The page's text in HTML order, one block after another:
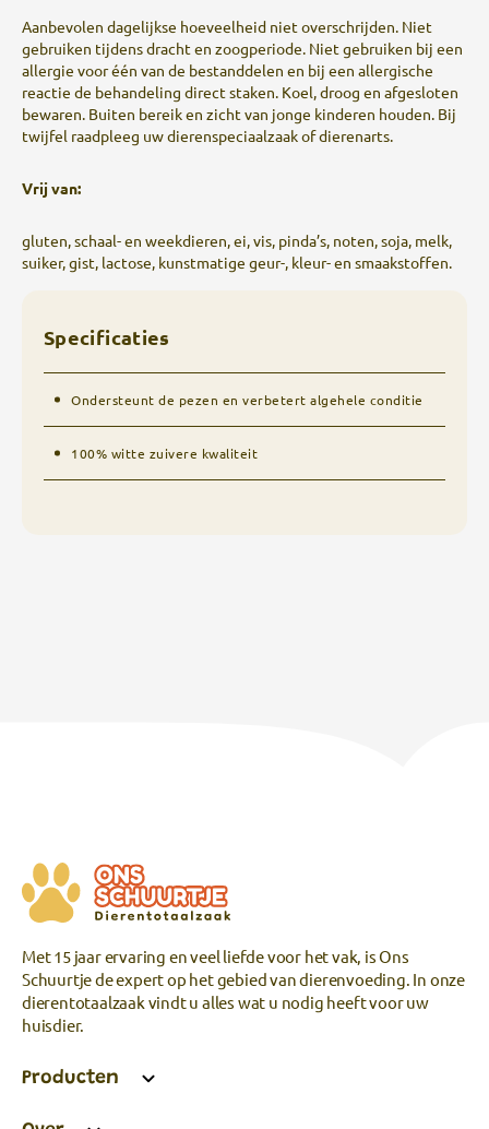
Aanbevolen dagelijkse hoeveelheid niet overschrijden. Niet
gebruiken tijdens dracht en zoogperiode. Niet gebruiken bij een
allergie voor één van de bestanddelen en bij een allergische
reactie de behandeling direct staken. Koel, droog en afgesloten
bewaren. Buiten bereik en zicht van jonge kinderen houden. Bij
twijfel raadpleeg uw dierenspeciaalzaak of dierenarts.
Vrij van:
gluten, schaal- en weekdieren, ei, vis, pinda’s, noten, soja, melk,
suiker, gist, lactose, kunstmatige geur-, kleur- en smaakstoffen.
Specificaties
Ondersteunt de pezen en verbetert algehele conditie
100% witte zuivere kwaliteit
Met 15 jaar ervaring en veel liefde voor het vak, is Ons
Schuurtje de expert op het gebied van dierenvoeding. In onze
dierentotaalzaak vindt u alles wat u nodig heeft voor uw
huisdier.
Producten